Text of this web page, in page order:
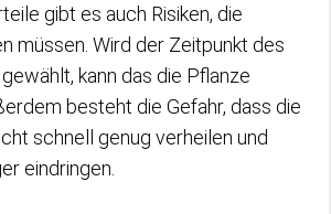
gibt es auch Risiken, die
müssen. Wird der Zeitpunkt des
kann das die Pflanze
besteht die Gefahr, dass die
schnell genug verheilen und
eindringen.